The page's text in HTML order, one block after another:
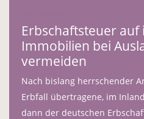
Erbschaftsteuer auf
Immobilien bei
vermeiden
Nach bislang herrschender
Erbfall übertragene, im
dann der deutschen